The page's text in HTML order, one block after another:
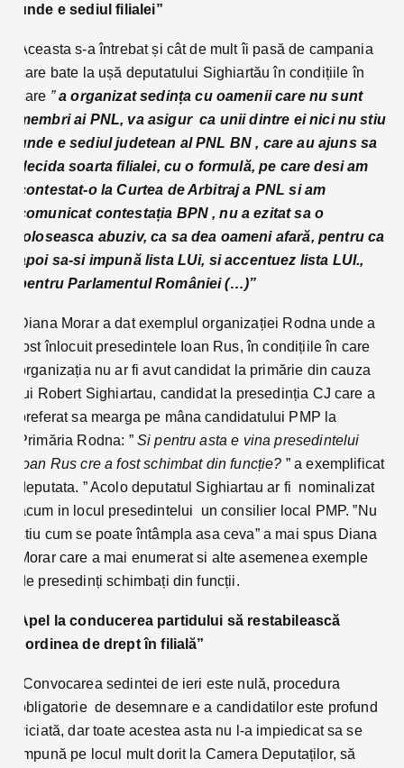
unde e sediul filialei”
Aceasta s-a întrebat și cât de mult îi pasă de campania
care bate la ușă deputatului Sighiartău în condițiile în
care ”a organizat sedința cu oamenii care nu sunt
membri ai PNL, va asigur ca unii dintre ei nici nu stiu
unde e sediul judetean al PNL BN , care au ajuns sa
decida soarta filialei, cu o formulă, pe care desi am
contestat-o la Curtea de Arbitraj a PNL si am
comunicat contestația BPN , nu a ezitat sa o
foloseasca abuziv, ca sa dea oameni afară, pentru ca
apoi sa-si impună lista LUi, si accentuez lista LUI.,
pentru Parlamentul României (…)”
Diana Morar a dat exemplul organizației Rodna unde a
fost înlocuit presedintele Ioan Rus, în condițiile în care
organizația nu ar fi avut candidat la primărie din cauza
lui Robert Sighiartau, candidat la presedinția CJ care a
preferat sa mearga pe mâna candidatului PMP la
Primăria Rodna: ” Si pentru asta e vina presedintelui
Ioan Rus cre a fost schimbat din funcție? ” a exemplificat
deputata. ” Acolo deputatul Sighiartau ar fi nominalizat
acum in locul presedintelui un consilier local PMP. ”Nu
stiu cum se poate întâmpla asa ceva” a mai spus Diana
Morar care a mai enumerat si alte asemenea exemple
de presedinți schimbați din funcții.
Apel la conducerea partidului să restabilească
”ordinea de drept în filială”
”Convocarea sedintei de ieri este nulă, procedura
obligatorie de desemnare e a candidatilor este profund
viciată, dar toate acestea asta nu l-a impiedicat sa se
impună pe locul mult dorit la Camera Deputaților, să